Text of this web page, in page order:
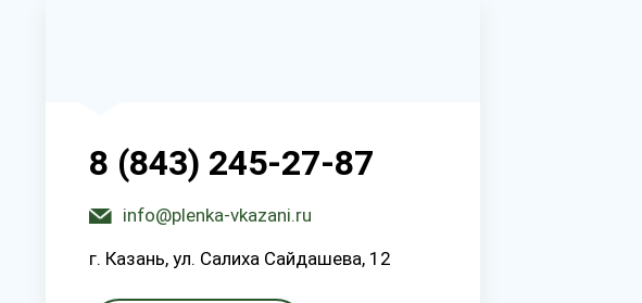
8 (843) 245-27-87
info@plenka-vkazani.ru
г. Казань, ул. Салиха Сайдашева, 12